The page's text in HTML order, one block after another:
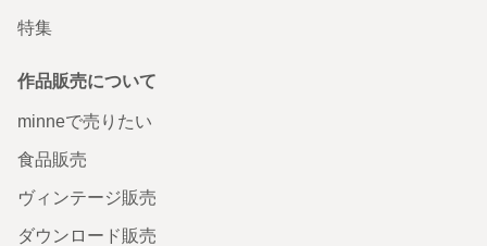
特集
作品販売について
minneで売りたい
食品販売
ヴィンテージ販売
ダウンロード販売